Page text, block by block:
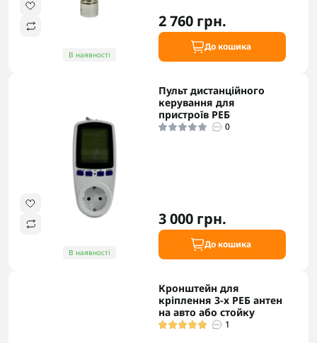
В наявності
2 760 грн.
До кошика
В наявності
Пульт дистанційного
керування для
пристроїв РЕБ
0
3 000 грн.
До кошика
Кронштейн для
кріплення 3-х РЕБ антен
на авто або стойку
1